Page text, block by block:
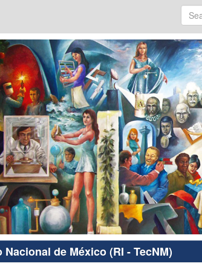
de México (RI - TecNM)